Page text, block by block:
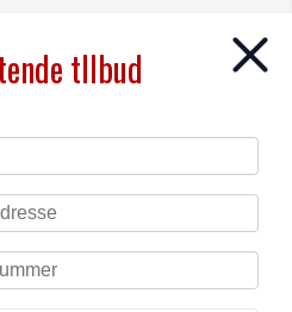
tllbud